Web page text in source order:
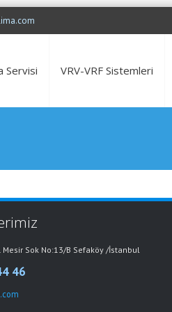
Servisi VRV-VRF Sistemleri
Mesir Sok No:13/B Sefaköy /İstanbul
46